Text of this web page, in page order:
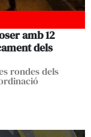
amb 12
dels
rondes dels